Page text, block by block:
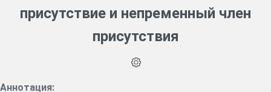
присутствие и непременный член
присутствия
Аннотация: